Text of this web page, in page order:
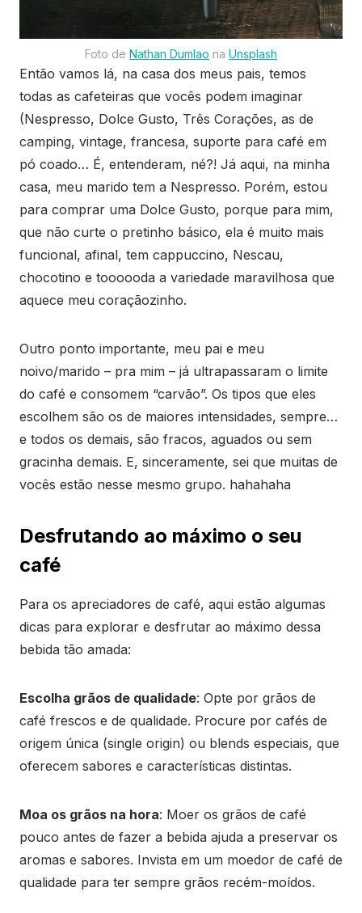
Foto de Nathan Dumlao na Unsplash
Então vamos lá, na casa dos meus pais, temos
todas as cafeteiras que vocês podem imaginar
(Nespresso, Dolce Gusto, Três Corações, as de
camping, vintage, francesa, suporte para café em
pó coado… É, entenderam, né?! Já aqui, na minha
casa, meu marido tem a Nespresso. Porém, estou
para comprar uma Dolce Gusto, porque para mim,
que não curte o pretinho básico, ela é muito mais
funcional, afinal, tem cappuccino, Nescau,
chocotino e toooooda a variedade maravilhosa que
aquece meu coraçãozinho.
Outro ponto importante, meu pai e meu
noivo/marido – pra mim – já ultrapassaram o limite
do café e consomem “carvão”. Os tipos que eles
escolhem são os de maiores intensidades, sempre…
e todos os demais, são fracos, aguados ou sem
gracinha demais. E, sinceramente, sei que muitas de
vocês estão nesse mesmo grupo. hahahaha
Desfrutando ao máximo o seu
café
Para os apreciadores de café, aqui estão algumas
dicas para explorar e desfrutar ao máximo dessa
bebida tão amada:
Escolha grãos de qualidade: Opte por grãos de
café frescos e de qualidade. Procure por cafés de
origem única (single origin) ou blends especiais, que
oferecem sabores e características distintas.
Moa os grãos na hora: Moer os grãos de café
pouco antes de fazer a bebida ajuda a preservar os
aromas e sabores. Invista em um moedor de café de
qualidade para ter sempre grãos recém-moídos.